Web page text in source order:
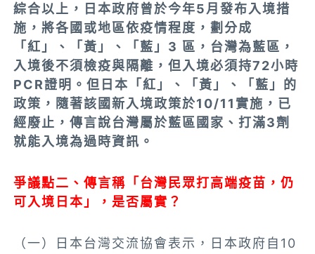
綜合以上，日本政府曾於今年5月發布入境措
施，將各國或地區依疫情程度，劃分成
「紅」、「黃」、「藍」3 區，台灣為藍區，
入境後不須檢疫與隔離，但入境必須持72小時
PCR證明。但日本「紅」、「黃」、「藍」的
政策，隨著該國新入境政策於10/11實施，已
經廢止，傳言說台灣屬於藍區國家、打滿3劑
就能入境為過時資訊。
爭議點二、傳言稱「台灣民眾打高端疫苗，仍
可入境日本」，是否屬實？
（一）日本台灣交流協會表示，日本政府自10